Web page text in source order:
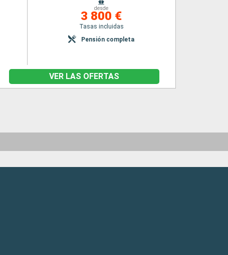
desde
3 800 €
Tasas incluidas
Pensión completa
VER LAS OFERTAS